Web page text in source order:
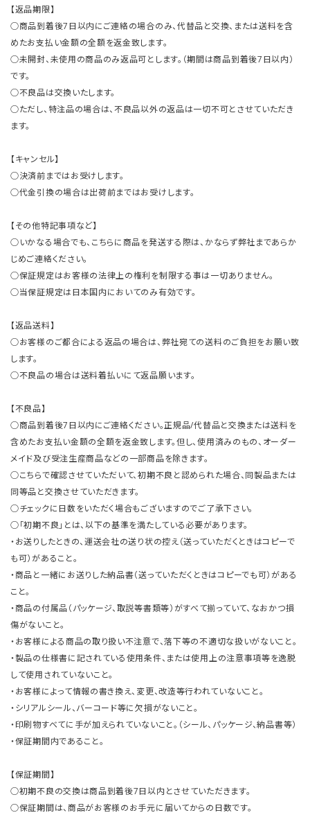
【返品期限】
○商品到着後7日以内にご連絡の場合のみ、代替品と交換、または送料を含
めたお支払い金額の全額を返金致します。
○未開封、未使用の商品のみ返品可とします。（期間は商品到着後7日以内）
です。
○不良品は交換いたします。
○ただし、特注品の場合は、不良品以外の返品は一切不可とさせていただき
ます。
【キャンセル】
○決済前まではお受けします。
○代金引換の場合は出荷前まではお受けします。
【その他特記事項など】
○いかなる場合でも、こちらに商品を発送する際は、かならず弊社まであらか
じめご連絡ください。
○保証規定はお客様の法律上の権利を制限する事は一切ありません。
○当保証規定は日本国内においてのみ有効です。
【返品送料】
○お客様のご都合による返品の場合は、弊社宛ての送料のご負担をお願い致
します。
○不良品の場合は送料着払いにて返品願います。
【不良品】
○商品到着後7日以内にご連絡ください。正規品/代替品と交換または送料を
含めたお支払い金額の全額を返金致します。但し、使用済みのもの、オーダー
メイド及び受注生産商品などの一部商品を除きます。
○こちらで確認させていただいて、初期不良と認められた場合、同製品または
同等品と交換させていただきます。
○チェックに日数をいただく場合もございますのでご了承下さい。
○「初期不良」とは、以下の基準を満たしている必要があります。
・お送りしたときの、運送会社の送り状の控え（送っていただくときはコピーで
も可）があること。
・商品と一緒にお送りした納品書（送っていただくときはコピーでも可）がある
こと。
・商品の付属品（パッケージ、取説等書類等）がすべて揃っていて、なおかつ損
傷がないこと。
・お客様による商品の取り扱い不注意で、落下等の不適切な扱いがないこと。
・製品の仕様書に記されている使用条件、または使用上の注意事項等を逸脱
して使用されていないこと。
・お客様によって情報の書き換え、変更、改造等行われていないこと。
・シリアルシール、バーコード等に欠損がないこと。
・印刷物すべてに手が加えられていないこと。（シール、パッケージ、納品書等）
・保証期間内であること。
【保証期間】
○初期不良の交換は商品到着後7日以内とさせていただきます。
○保証期間は、商品がお客様のお手元に届いてからの日数です。